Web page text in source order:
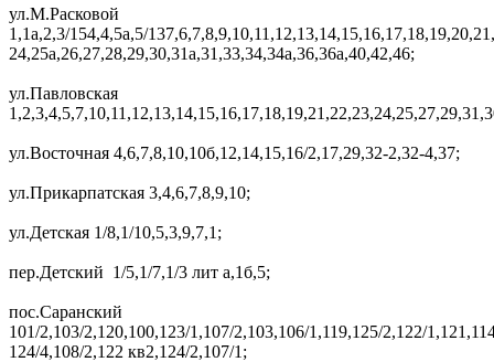
ул.М.Расковой
1,1а,2,3/154,4,5а,5/
24,25а,26,27,28,29,30,31а,31,33,34,34а,36,36а,40,42,46;
ул.Павловская
ул.Восточная 4,6,7,8,10,10б,12,14,15,16/2,17,29,32-2,32-4,37;
ул.Прикарпатская 3,4,6,7,8,9,10;
ул.Детская 1/8,1/10,5,3,9,7,1;
пер.Детский 1/5,1/7,1/3 лит а,1б,5;
пос.Саранский
101/2,103/2,120,100,123/1,107/2,103,106/1,119,125/2,122/
124/4,108/2,122 кв2,124/2,107/1;